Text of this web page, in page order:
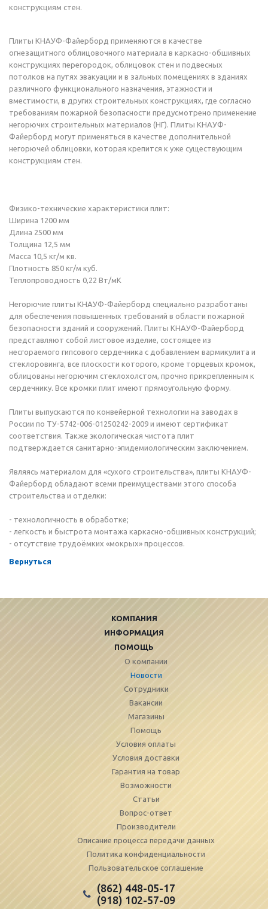
конструкциям стен.
Плиты КНАУФ-Файерборд применяются в качестве
огнезащитного облицовочного материала в каркасно-обшивных
конструкциях перегородок, облицовок стен и подвесных
потолков на путях эвакуации и в зальных помещениях в зданиях
различного функционального назначения, этажности и
вместимости, в других строительных конструкциях, где согласно
требованиям пожарной безопасности предусмотрено применение
негорючих строительных материалов (НГ). Плиты КНАУФ-
Файерборд могут применяться в качестве дополнительной
негорючей облицовки, которая крепится к уже существующим
конструкциям стен.
Физико-технические характеристики плит:
Ширина 1200 мм
Длина 2500 мм
Толщина 12,5 мм
Масса 10,5 кг/м кв.
Плотность 850 кг/м куб.
Теплопроводность 0,22 Вт/мК
Негорючие плиты КНАУФ-Файерборд специально разработаны
для обеспечения повышенных требований в области пожарной
безопасности зданий и сооружений. Плиты КНАУФ-Файерборд
представляют собой листовое изделие, состоящее из
несгораемого гипсового сердечника с добавлением вармикулита и
стеклоровинга, все плоскости которого, кроме торцевых кромок,
облицованы негорючим стеклохолстом, прочно прикрепленным к
сердечнику. Все кромки плит имеют прямоугольную форму.
Плиты выпускаются по конвейерной технологии на заводах в
России по ТУ-5742-006-01250242-2009 и имеют сертификат
соответствия. Также экологическая чистота плит
подтверждается санитарно-эпидемиологическим заключением.
Являясь материалом для «сухого строительства», плиты КНАУФ-
Файерборд обладают всеми преимуществами этого способа
строительства и отделки:
- технологичность в обработке;
- легкость и быстрота монтажа каркасно-обшивных конструкций;
- отсутствие трудоёмких «мокрых» процессов.
Вернуться
КОМПАНИЯ
ИНФОРМАЦИЯ
ПОМОЩЬ
О компании
Новости
Сотрудники
Вакансии
Магазины
Помощь
Условия оплаты
Условия доставки
Гарантия на товар
Возможности
Статьи
Вопрос-ответ
Производители
Описание процесса передачи данных
Политика конфиденциальности
Пользовательское соглашение
(862) 448-05-17
(918) 102-57-09